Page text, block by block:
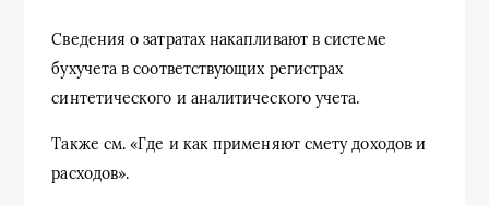
Сведения о затратах накапливают в системе
бухучета в соответствующих регистрах
синтетического и аналитического учета.
Также см. «Где и как применяют смету доходов и
расходов».